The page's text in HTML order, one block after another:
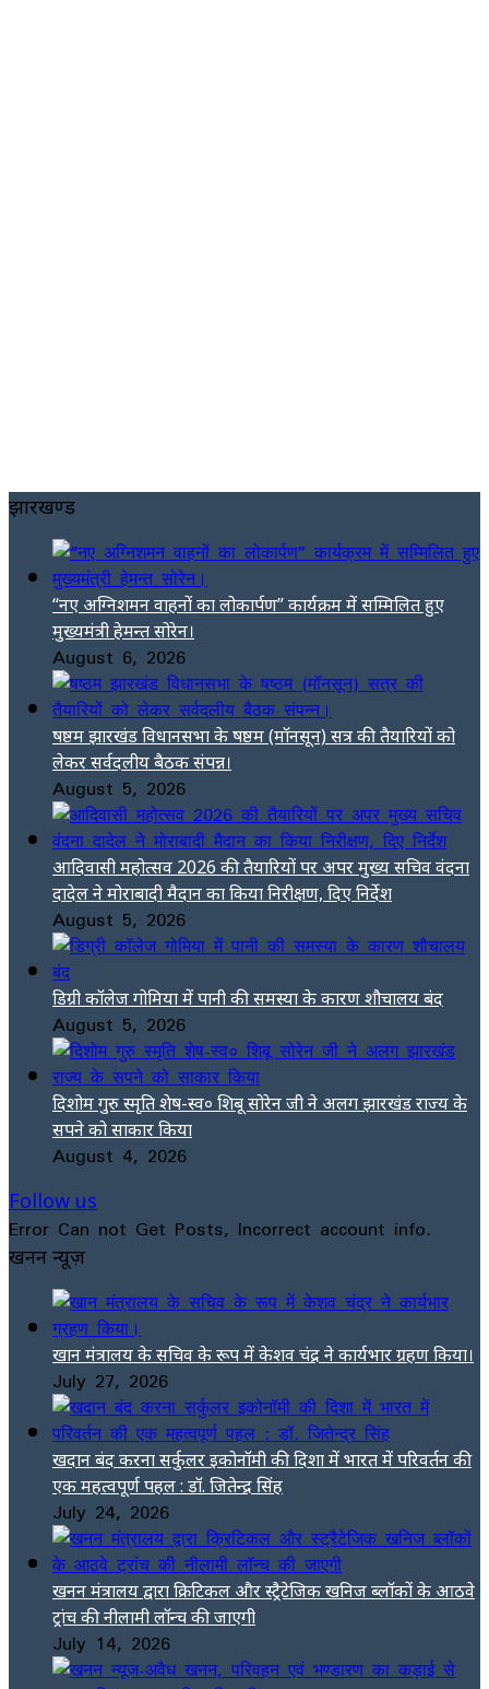
झारखण्ड
“नए अग्निशमन वाहनों का लोकार्पण” कार्यक्रम में सम्मिलित हुए
मुख्यमंत्री हेमन्त सोरेन।
August 6, 2026
षष्ठम झारखंड विधानसभा के षष्ठम (मॉनसून) सत्र की तैयारियों को
लेकर सर्वदलीय बैठक संपन्न।
August 5, 2026
आदिवासी महोत्सव 2026 की तैयारियों पर अपर मुख्य सचिव वंदना
दादेल ने मोराबादी मैदान का किया निरीक्षण, दिए निर्देश
August 5, 2026
डिग्री कॉलेज गोमिया में पानी की समस्या के कारण शौचालय बंद
August 5, 2026
दिशोम गुरु स्मृति शेष-स्व० शिबू सोरेन जी ने अलग झारखंड राज्य के
सपने को साकार किया
August 4, 2026
Follow us
Error Can not Get Posts, Incorrect account info.
खनन न्यूज़
खान मंत्रालय के सचिव के रूप में केशव चंद्र ने कार्यभार ग्रहण किया।
July 27, 2026
खदान बंद करना सर्कुलर इकोनॉमी की दिशा में भारत में परिवर्तन की
एक महत्वपूर्ण पहल : डॉ. जितेन्द्र सिंह
July 24, 2026
खनन मंत्रालय द्वारा क्रिटिकल और स्ट्रैटेजिक खनिज ब्लॉकों के आठवे
ट्रांच की नीलामी लॉन्च की जाएगी
July 14, 2026